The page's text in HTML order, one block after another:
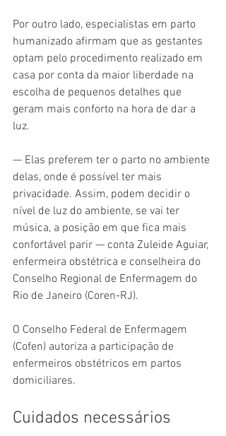
Por outro lado, especialistas em parto
humanizado afirmam que as gestantes
optam pelo procedimento realizado em
casa por conta da maior liberdade na
escolha de pequenos detalhes que
geram mais conforto na hora de dar a
luz.
— Elas preferem ter o parto no ambiente
delas, onde é possível ter mais
privacidade. Assim, podem decidir o
nível de luz do ambiente, se vai ter
música, a posição em que fica mais
confortável parir — conta Zuleide Aguiar,
enfermeira obstétrica e conselheira do
Conselho Regional de Enfermagem do
Rio de Janeiro (Coren-RJ).
O Conselho Federal de Enfermagem
(Cofen) autoriza a participação de
enfermeiros obstétricos em partos
domiciliares.
Cuidados necessários